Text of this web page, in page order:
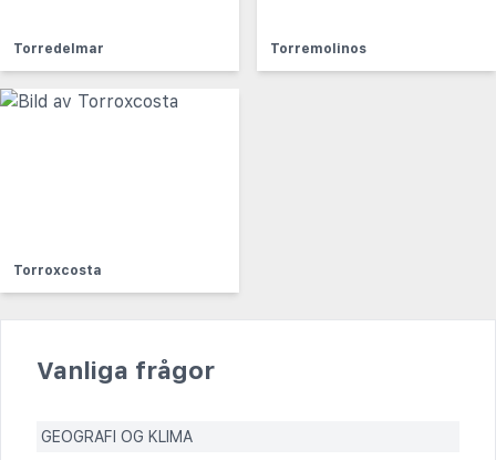
Torredelmar Torremolinos
Torroxcosta
Vanliga frågor
GEOGRAFI OG KLIMA